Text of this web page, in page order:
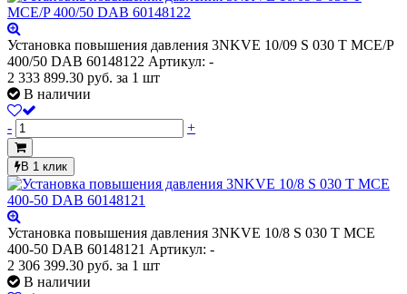
Установка повышения давления 3NKVE 10/09 S 030 T MCE/P
400/50 DAB 60148122 Артикул: -
2 333 899.30 руб. за 1 шт
В наличии
- +
В 1 клик
Установка повышения давления 3NKVE 10/8 S 030 T MCE
400-50 DAB 60148121 Артикул: -
2 306 399.30 руб. за 1 шт
В наличии